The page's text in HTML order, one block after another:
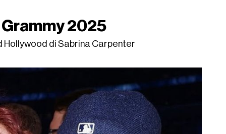
2025
Hollywood di Sabrina Carpenter